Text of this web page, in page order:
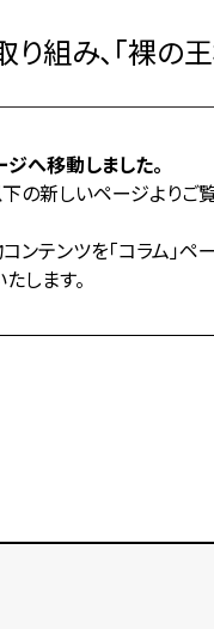
組み、「裸の
ジへ移動しました。
の新しいページよりご覧
テンツを「コラム」ペ
します。